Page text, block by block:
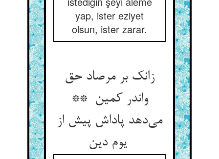
yap, ister eziyet
olsun, ister zarar.
زانک بر مرصاد حق
واندر کمین **
می‌دهد پاداش پیش از
یوم دین